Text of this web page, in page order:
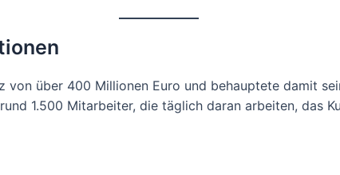
von über 400 Millionen Euro und behauptete damit
1.500 Mitarbeiter, die täglich daran arbeiten, das